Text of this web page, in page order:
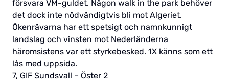
försvara VM-guldet. Någon walk in the park behöver
det dock inte nödvändigtvis bli mot Algeriet.
Ökenrävarna har ett spetsigt och namnkunnigt
landslag och vinsten mot Nederländerna
häromsistens var ett styrkebesked. 1X känns som ett
lås med uppsida.
7, GIF Sundsvall – Öster 2